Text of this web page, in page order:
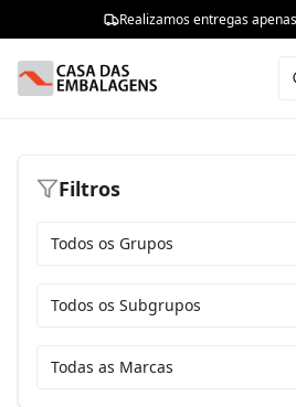
Realizamos entregas
Filtros
Todos os Grupos
Todos os Subgrupos
Todas as Marcas